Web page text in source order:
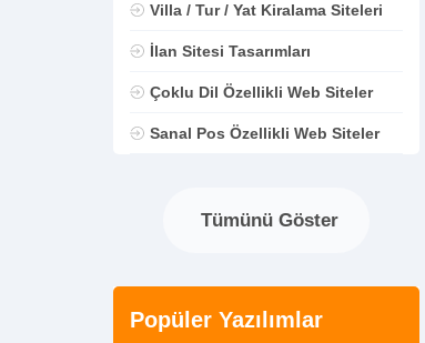
Villa / Tur / Yat Kiralama Siteleri
İlan Sitesi Tasarımları
Çoklu Dil Özellikli Web Siteler
Sanal Pos Özellikli Web Siteler
Tümünü Göster
Popüler Yazılımlar